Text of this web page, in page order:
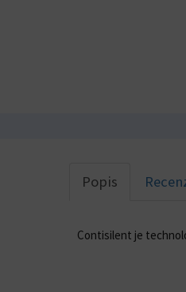
Popis
Contisilent je